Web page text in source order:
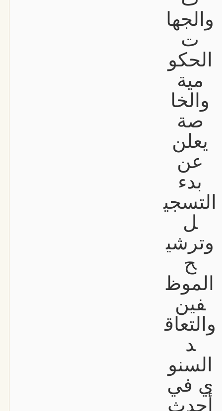
والجها
ت
الحكو
مية
والخا
صة
يعلن
عن
بدء
التسجي
ل
وترشي
ح
الموظ
فين
والتعاق
د
السنو
ي في
أحدث